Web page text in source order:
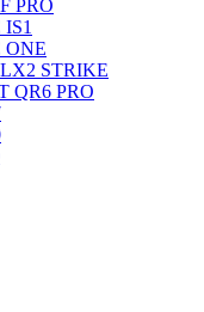
PRO
ONE
STRIKE
QR6 PRO